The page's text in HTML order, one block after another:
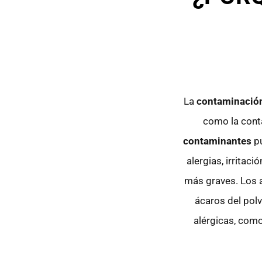
La
como la
contaminantes
alergias,
más graves. Los
ácaros del
alérgicas,